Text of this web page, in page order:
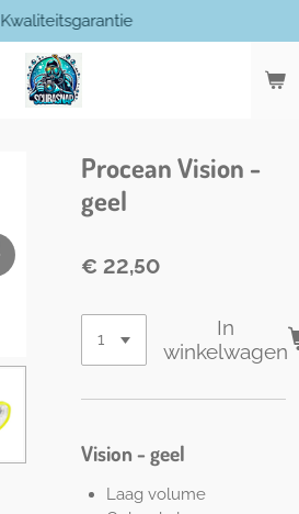
Kwaliteitsgarantie
Procean Vision -
geel
€ 22,50
In
winkelwagen
Vision - geel
Laag volume